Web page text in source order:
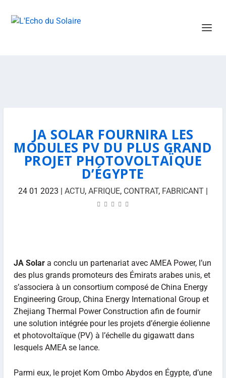
JA SOLAR FOURNIRA LES
MODULES PV DU PLUS GRAND
PROJET PHOTOVOLTAÏQUE
D’ÉGYPTE
24 01 2023 | ACTU, AFRIQUE, CONTRAT, FABRICANT|
JA Solara conclu un partenariat avec AMEA Power, l’un
des plus grands promoteurs des Émirats arabes unis, et
s’associera à un consortium composé de China Energy
Engineering Group, China Energy International Group et
Zhejiang Thermal Power Construction afin de fournir
une solution intégrée pour les projets d’énergie éolienne
et photovoltaïque (PV) à l’échelle du gigawatt dans
lesquels AMEA se lance.
Parmi eux, le projet Kom Ombo Abydos en Égypte, d’une